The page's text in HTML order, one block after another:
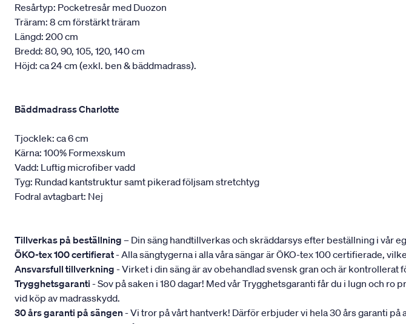
Resårtyp: Pocketresår med Duozon
Träram: 8 cm förstärkt träram
Längd: 200 cm
Bredd: 80, 90, 105, 120, 140 cm
Höjd: ca 24 cm (exkl. ben & bäddmadrass).
Bäddmadrass Charlotte
Tjocklek: ca 6 cm
Kärna: 100% Formexskum
Vadd: Luftig microfiber vadd
Tyg: Rundad kantstruktur samt pikerad följsam stretchtyg
Fodral avtagbart: Nej
Tillverkas på beställning – Din säng handtillverkas och skräddarsys efter beställning i vår
ÖKO-tex 100 certifierat- Alla sängtygerna i alla våra sängar är ÖKO-tex 100 certifierade,
Ansvarsfull tillverkning - Virket i din säng är av obehandlad svensk gran och är
Trygghetsgaranti - Sov på saken i 180 dagar! Med vår Trygghetsgaranti får du i lugn och ro
vid köp av madrasskydd.
30 års garanti på sängen - Vi tror på vårt hantverk! Därför erbjuder vi hela 30 års garanti